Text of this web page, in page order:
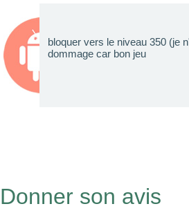
bloquer vers le niveau 350 (je
dommage car bon jeu
Donner son avis